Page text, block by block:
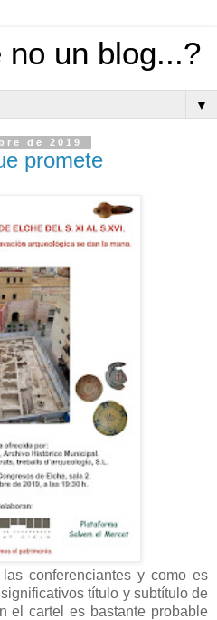
no un blog...?
▼
de 2019
promete
conferenciantes y como es
título y subtítulo de
el cartel es bastante probable